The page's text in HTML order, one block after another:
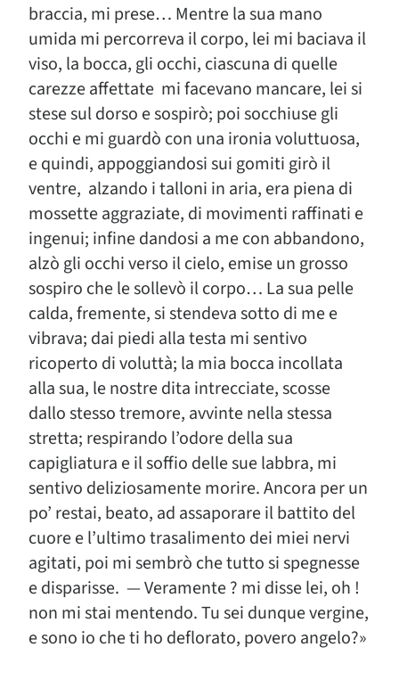
braccia, mi prese… Mentre la sua mano
umida mi percorreva il corpo, lei mi baciava il
viso, la bocca, gli occhi, ciascuna di quelle
carezze affettate mi facevano mancare, lei si
stese sul dorso e sospirò; poi socchiuse gli
occhi e mi guardò con una ironia voluttuosa,
e quindi, appoggiandosi sui gomiti girò il
ventre, alzando i talloni in aria, era piena di
mossette aggraziate, di movimenti raffinati e
ingenui; infine dandosi a me con abbandono,
alzò gli occhi verso il cielo, emise un grosso
sospiro che le sollevò il corpo… La sua pelle
calda, fremente, si stendeva sotto di me e
vibrava; dai piedi alla testa mi sentivo
ricoperto di voluttà; la mia bocca incollata
alla sua, le nostre dita intrecciate, scosse
dallo stesso tremore, avvinte nella stessa
stretta; respirando l’odore della sua
capigliatura e il soffio delle sue labbra, mi
sentivo deliziosamente morire. Ancora per un
po’ restai, beato, ad assaporare il battito del
cuore e l’ultimo trasalimento dei miei nervi
agitati, poi mi sembrò che tutto si spegnesse
e disparisse. — Veramente ? mi disse lei, oh !
non mi stai mentendo. Tu sei dunque vergine,
e sono io che ti ho deflorato, povero angelo?»